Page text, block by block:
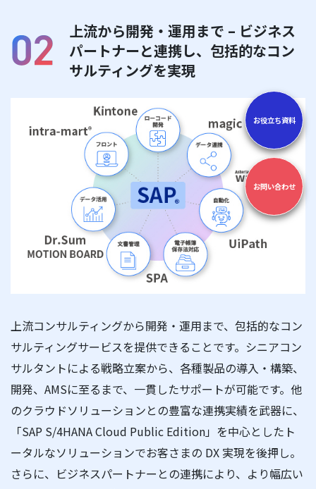
お役立ち資料
お問い合わせ
上流から開発・運用まで – ビジネス
パートナーと連携し、 包括的なコン
サルティングを実現
上流コンサルティングから開発・運用まで、包括的なコン
サルティングサービスを提供できることです。シニアコン
サルタントによる戦略立案から、各種製品の導入・構築、
開発、AMSに至るまで、一貫したサポートが可能です。他
のクラウドソリューションとの豊富な連携実績を武器に、
「SAP S/4HANA Cloud Public Edition」を中心としたト
ータルなソリューションでお客さまの DX 実現を後押し。
さらに、ビジネスパートナーとの連携により、より幅広い